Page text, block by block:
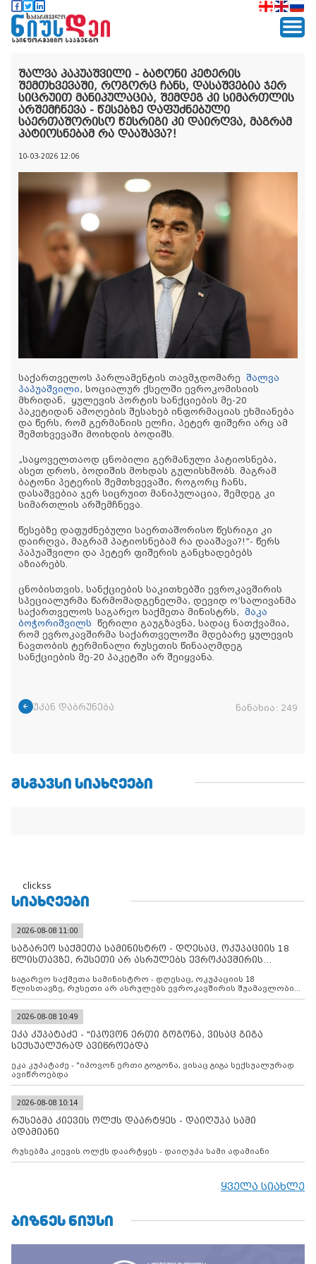
შალვა პაპუაშვილი - ბატონი პეტერის
შემთხვევაში, როგორც ჩანს, დასაშვებია ჯერ
სიცრუით მანიპულაცია, შემდეგ კი სიმართლის
არშემჩნევა - წესებზე დაფუძნებული
საერთაშორისო წესრიგი კი დაირღვა, მაგრამ
პატიოსნებამ რა დააშავა?!
10-03-2026 12:06
საქართველოს პარლამენტის თავმჯდომარე შალვა
პაპუაშვილი, სოციალურ ქსელში ევროკომისიის
მხრიდან, ყულევის პორტის სანქციების მე-20
პაკეტიდან ამოღების შესახებ ინფორმაციას ეხმიანება
და წერს, რომ გერმანიის ელჩი, პეტერ ფიშერი არც ამ
შემთხვევაში მოიხდის ბოდიშს.
„საყოველთაოდ ცნობილი გერმანული პატიოსნება,
ასეთ დროს, ბოდიშის მოხდას გულისხმობს. მაგრამ
ბატონი პეტერის შემთხვევაში, როგორც ჩანს,
დასაშვებია ჯერ სიცრუით მანიპულაცია, შემდეგ კი
სიმართლის არშემჩნევა.
წესებზე დაფუძნებული საერთაშორისო წესრიგი კი
დაირღვა, მაგრამ პატიოსნებამ რა დააშავა?!”- წერს
პაპუაშვილი და პეტერ ფიშერის განცხადებებს
აზიარებს.
ცნობისთვის, სანქციების საკითხებში ევროკავშირის
სპეციალურმა წარმომადგენელმა, დევიდ ო’სალივანმა
საქართველოს საგარეო საქმეთა მინისტრს, მაკა
ბოჭორიშვილს წერილი გაუგზავნა, სადაც ნათქვამია,
რომ ევროკავშირმა საქართველოში მდებარე ყულევის
ნავთობის ტერმინალი რუსეთის წინააღმდეგ
სანქციების მე-20 პაკეტში არ შეიყვანა.
უკან დაბრუნება ნანახია: 249
ᲛᲡᲒᲐᲕᲡᲘ ᲡᲘᲐᲮᲚᲔᲔᲑᲘ
clickss
ᲡᲘᲐᲮᲚᲔᲔᲑᲘ
2026-08-08 11:00
საგარეო საქმეთა სამინისტრო - დღესაც, ოკუპაციის 18
წლისთავზე, რუსეთი არ ასრულებს ევროკავშირის
საგარეო საქმეთა სამინისტრო - დღესაც, ოკუპაციის 18
წლისთავზე, რუსეთი არ ასრულებს ევროკავშირის შუამავლობით
დადებულ 2008 წლის 12 აგვისტოს ცეცხლის შეწყვეტის
კონტროლს ოკუპირებულ რეგიონებში, აგრძელებს მათი
მილიტარიზაციის პროცესს და აქტიურად დგამს ნაბიჯებს მათი
ფაქტობრივი ანექსიისკენ
2026-08-08 10:49
ეკა კუპატაძე - "იპოვონ ერთი გოგონა, ვისაც გიგა
სექსუალურად ავიწროებდა
ეკა კუპატაძე - "იპოვონ ერთი გოგონა, ვისაც გიგა სექსუალურად
ავიწროებდა
2026-08-08 10:14
რუსებმა კიევის ოლქს დაარტყეს - დაიღუპა სამი
ადამიანი
რუსებმა კიევის ოლქს დაარტყეს - დაიღუპა სამი ადამიანი
ყველა სიახლე
ᲑᲘᲖᲜᲔᲡ ᲜᲘᲣᲡᲘ